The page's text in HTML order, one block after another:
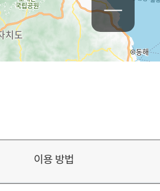
이용 방법